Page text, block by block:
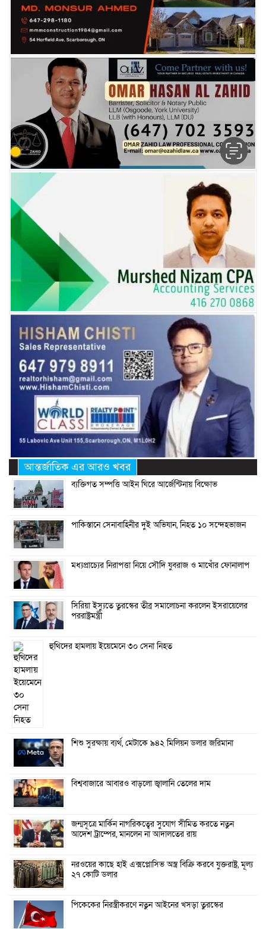
আন্তর্জাতিক এর আরও খবর
ব্যক্তিগত সম্পত্তি আইন ঘিরে আর্জেন্টিনায় বিক্ষোভ
পাকিস্তানে সেনাবাহিনীর দুই অভিযান, নিহত ১০ সন্দেহভাজন
মধ্যপ্রাচ্যের নিরাপত্তা নিয়ে সৌদি যুবরাজ ও মাখোঁর ফোনালাপ
সিরিয়া ইস্যুতে তুরস্কের তীব্র সমালোচনা করলেন ইসরায়েলের
পররাষ্ট্রমন্ত্রী
হুথিদের হামলায় ইয়েমেনে ৩০ সেনা নিহত
শিশু সুরক্ষায় ব্যর্থ, মেটাকে ৯৪২ মিলিয়ন ডলার জরিমানা
বিশ্ববাজারে আবারও বাড়লো জ্বালানি তেলের দাম
জন্মসূত্রে মার্কিন নাগরিকত্বের সুযোগ সীমিত করতে নতুন
আদেশ ট্রাম্পের, মানলেন না আদালতের রায়
নরওয়ের কাছে হাই এক্সপ্লোসিভ অস্ত্র বিক্রি করবে যুক্তরাষ্ট্র, মূল্য
২৭ কোটি ডলার
পিকেকের নিরস্ত্রীকরণে নতুন আইনের খসড়া তুরস্কের